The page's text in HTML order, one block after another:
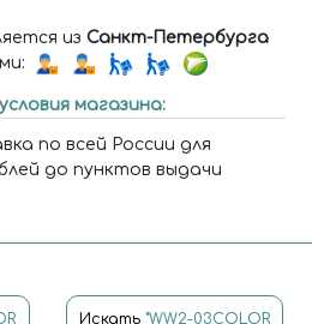
из Санкт-Петербурга
магазина:
по всей России для
до пунктов выдачи
Искать "WW2-03COLOR